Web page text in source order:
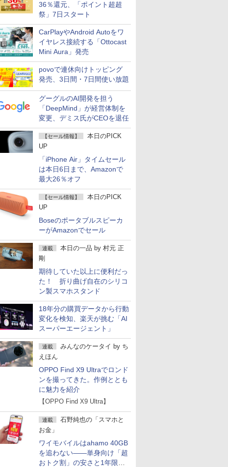
36％還元、「ポイント超超
祭」7日スタート
CarPlayやAndroid Autoをワ
イヤレス接続する「Ottocast
Mini Aura」発売
povoで連休向けトッピング
発売、3日間・7日間使い放題
グーグルのAI開発を担う
「DeepMind」が経営体制を
変更、デミス氏がCEOを退任
【セール情報】
本日のPICK
UP
「iPhone Air」タイムセール
は本日6日まで、Amazonで
最大26％オフ
【セール情報】
本日のPICK
UP
Boseのポータブルスピーカ
ーがAmazonでセール
連載 本日の一品 by 村元 正
剛
期待していた以上に便利だっ
た！ 折り曲げ自在のシリコ
ン製スマホスタンド
18年分の購買データから行動
変化を検知、楽天が挑む「AI
スーパーエージェント」
連載 みんなのケータイ by ち
えほん
OPPO Find X9 Ultraでロンド
ンを撮ってきた。作例ととも
に魅力を紹介
【OPPO Find X9 Ultra】
連載
石野純也の「スマホと
お金」
ワイモバイルはahamo 40GB
を追わない――単身向け「超
おトク割」の安さと1年限定